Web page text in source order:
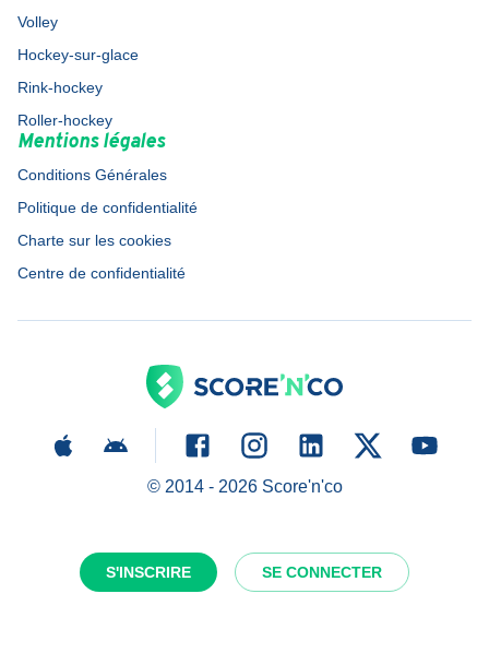
S'INSCRIRE SE CONNECTER
Volley
Hockey-sur-glace
Rink-hockey
Roller-hockey
Mentions légales
Conditions Générales
Politique de confidentialité
Charte sur les cookies
Centre de confidentialité
© 2014 - 2026Score'n'co